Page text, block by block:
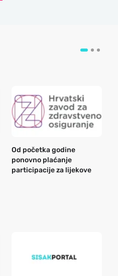
Od početka godine
ponovno plaćanje
participacije za lijekove